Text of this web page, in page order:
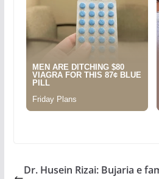
Dr. Husein Rizai: Bujaria e